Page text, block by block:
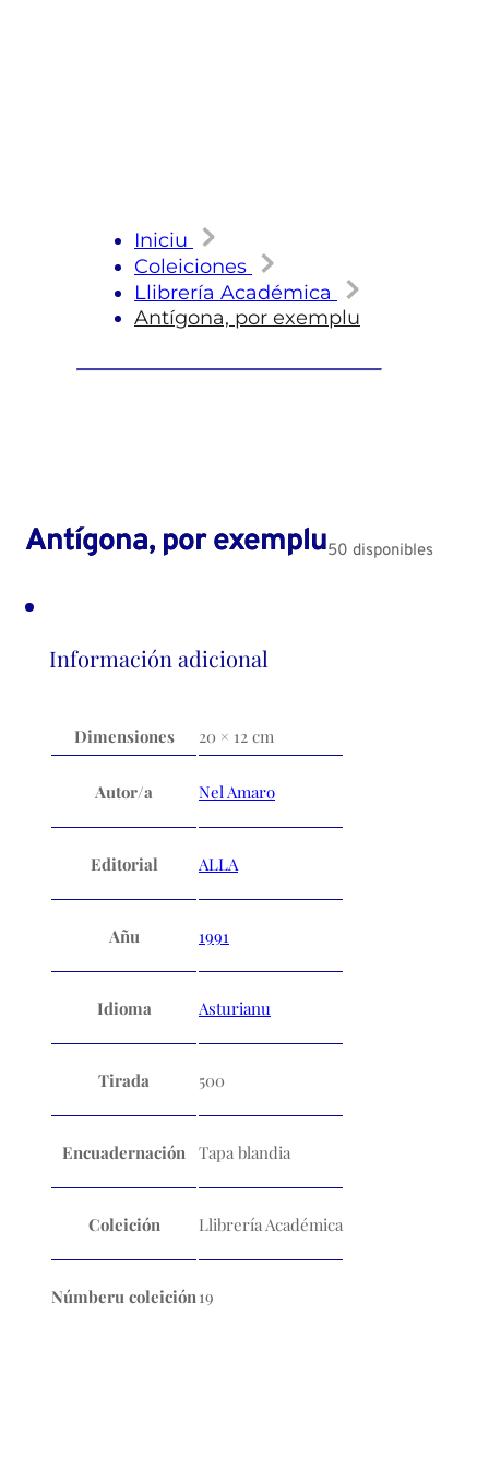
Iniciu
Coleiciones
Llibrería Académica
Antígona, por exemplu
Antígona, por exemplu50 disponibles
Información adicional
Dimensiones 20 × 12 cm
Autor/a Nel Amaro
Editorial ALLA
Añu 1991
Idioma Asturianu
Tirada 500
Encuadernación Tapa blandia
Coleición Llibrería Académica
Númberu coleición19